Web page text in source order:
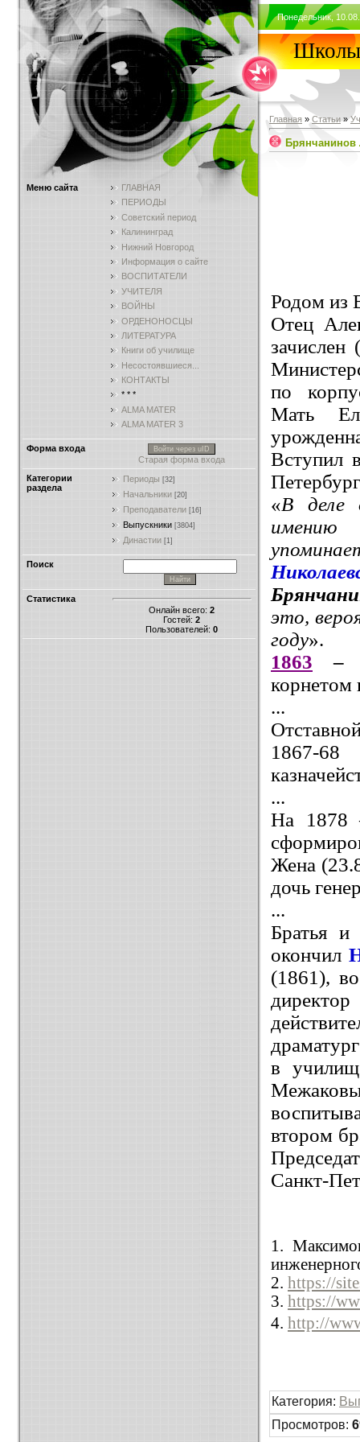
Меню сайта
ГЛАВНАЯ
ПЕРИОДЫ
Советский период
Калининград
Нижний Новгород
Информация о сайте
ВОСПИТАТЕЛИ
УЧИТЕЛЯ
ВОЙНЫ
ОРДЕНОНОСЦЫ
ЛИТЕРАТУРА
Книги об училище
Несостоявшиеся...
КОНТАКТЫ
* * *
ALMA MATER
ALMA MATER 3
Форма входа Войти через uID
Старая форма входа
Категории
раздела
Периоды [32]
Начальники [20]
Преподаватели [16]
Выпускники [3804]
Династии [1]
Поиск
Статистика
Онлайн всего: 2
Гостей: 2
Пользователей: 0
Понедельник,
Школы
Главная » Статьи »
Брянчанинов
Родом из
Отец
по
Мать
Вступил
«В деле
имению
это,
году».
1863 –
корнетом
...
1867-68
...
На 1878
Жена
дочь
...
Братья
окончил
(1861),
в
втором
Санкт-
1.
2. https://
3. https://
4. http://
Категория:
Просмотров: